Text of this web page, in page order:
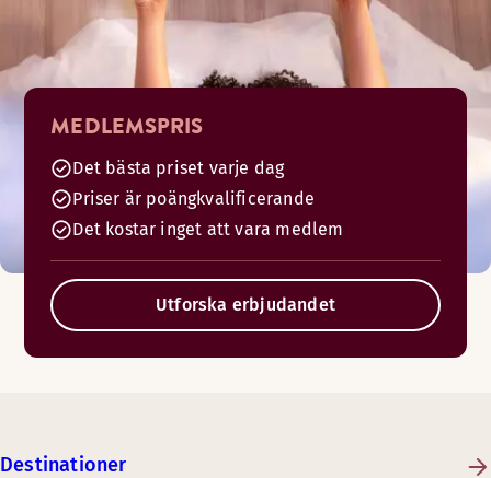
MEDLEMSPRIS
Det bästa priset varje dag
Priser är poängkvalificerande
Det kostar inget att vara medlem
Utforska erbjudandet
Destinationer